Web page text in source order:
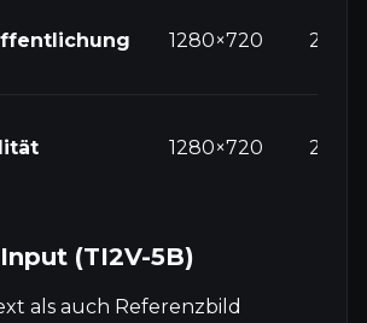
1280×720 24fps
1280×720 24fps
(TI2V-5B)
als auch Referenzbild